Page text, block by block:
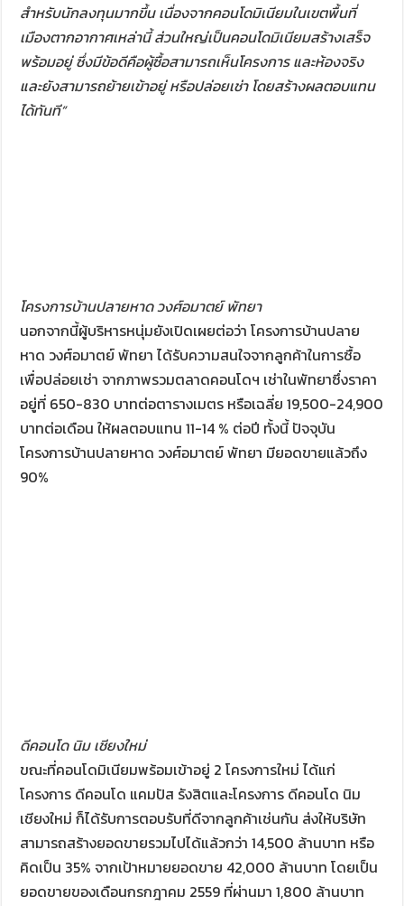
สำหรับนักลงทุนมากขึ้น เนื่องจากคอนโดมิเนียมในเขตพื้นที่
เมืองตากอากาศเหล่านี้ ส่วนใหญ่เป็นคอนโดมิเนียมสร้างเสร็จ
พร้อมอยู่ ซึ่งมีข้อดีคือผู้ซื้อสามารถเห็นโครงการ และห้องจริง
และยังสามารถย้ายเข้าอยู่ หรือปล่อยเช่า โดยสร้างผลตอบแทน
ได้ทันที”
โครงการบ้านปลายหาด วงศ์อมาตย์ พัทยา
นอกจากนี้ผู้บริหารหนุ่มยังเปิดเผยต่อว่า โครงการบ้านปลาย
หาด วงศ์อมาตย์ พัทยา ได้รับความสนใจจากลูกค้าในการซื้อ
เพื่อปล่อยเช่า จากภาพรวมตลาดคอนโดฯ เช่าในพัทยาซึ่งราคา
อยู่ที่ 650-830 บาทต่อตารางเมตร หรือเฉลี่ย 19,500-24,900
บาทต่อเดือน ให้ผลตอบแทน 11-14 % ต่อปี ทั้งนี้ ปัจจุบัน
โครงการบ้านปลายหาด วงศ์อมาตย์ พัทยา มียอดขายแล้วถึง
90%
ดีคอนโด นิม เชียงใหม่
ขณะที่คอนโดมิเนียมพร้อมเข้าอยู่ 2 โครงการใหม่ ได้แก่
โครงการ ดีคอนโด แคมปัส รังสิตและโครงการ ดีคอนโด นิม
เชียงใหม่ ก็ได้รับการตอบรับที่ดีจากลูกค้าเช่นกัน ส่งให้บริษัท
สามารถสร้างยอดขายรวมไปได้แล้วกว่า 14,500 ล้านบาท หรือ
คิดเป็น 35% จากเป้าหมายยอดขาย 42,000 ล้านบาท โดยเป็น
ยอดขายของเดือนกรกฎาคม 2559 ที่ผ่านมา 1,800 ล้านบาท